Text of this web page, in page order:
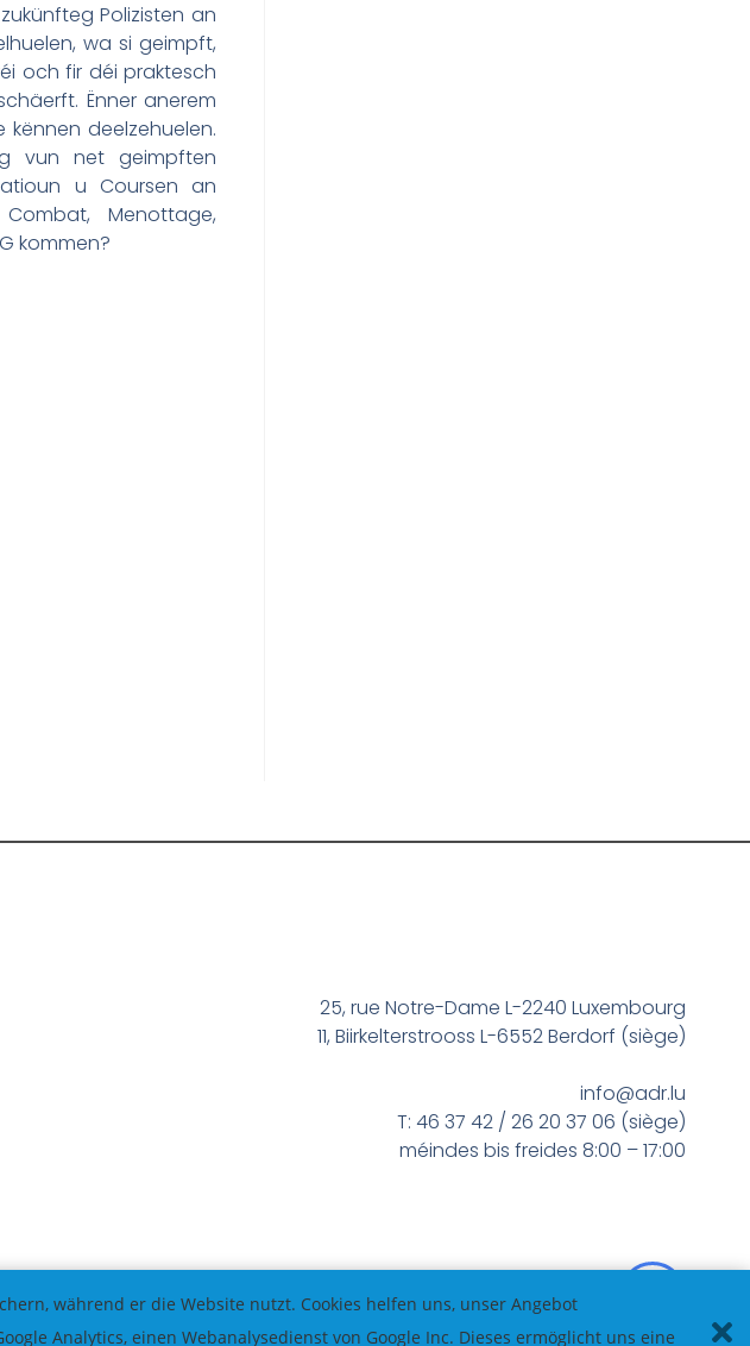
Polizisten an
wa si geimpft,
och fir déi praktesch
Ënner anerem
deelzehuelen.
vun net geimpften
u Coursen an
Menottage,
kommen?
25, rue Notre-Dame L-2240 Luxembourg
11, Biirkelterstrooss L-6552 Berdorf (siège)
info@adr.lu
T: 46 37 42 / 26 20 37 06 (siège)
méindes bis freides 8:00 – 17:00
während er die Website nutzt. Cookies helfen uns, unser Angebot
Analytics, einen Webanalysedienst von Google Inc. Dieses ermöglicht uns eine